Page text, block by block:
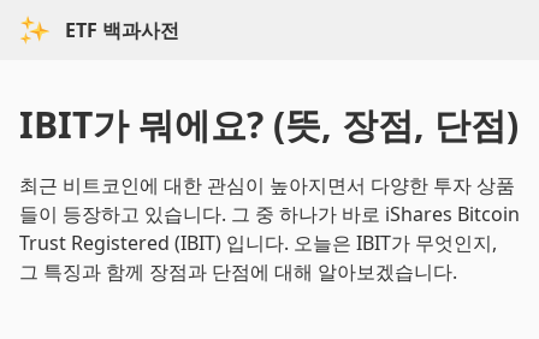
ETF 백과사전
IBIT가 뭐에요? (뜻, 장점, 단점)
최근 비트코인에 대한 관심이 높아지면서 다양한 투자 상품
들이 등장하고 있습니다. 그 중 하나가 바로 iShares Bitcoin
Trust Registered (IBIT) 입니다. 오늘은 IBIT가 무엇인지,
그 특징과 함께 장점과 단점에 대해 알아보겠습니다.